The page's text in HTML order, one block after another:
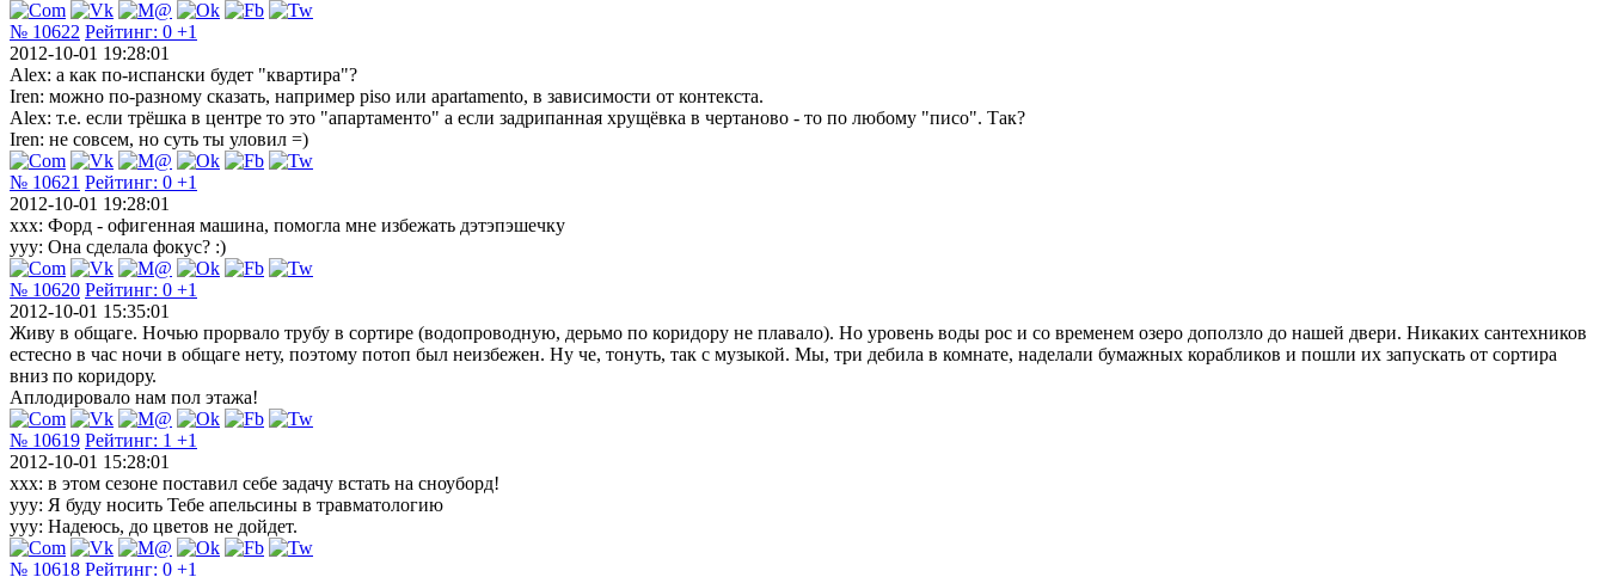
№ 10622 Рейтинг: 0 +1
2012-10-01 19:28:01
Alex: а как по-испански будет "квартира"?
Iren: можно по-разному сказать, например piso или apartamento, в зависимости от контекста.
Alex: т.е. если трёшка в центре то это "апартаменто" a если задрипанная хрущёвка в чертаново - то по любому "писо". Так?
Iren: не совсем, но суть ты уловил =)
№ 10621 Рейтинг: 0 +1
2012-10-01 19:28:01
xxx: Форд - офигенная машина, помогла мне избежать дэтэпэшечку
yyy: Она сделала фокус? :)
№ 10620 Рейтинг: 0 +1
2012-10-01 15:35:01
Живу в общаге. Ночью прорвало трубу в сортире (водопроводную, дерьмо по коридору не плавало). Но уровень воды рос и со временем озеро доползло до нашей двери. Никаких сантехников
естесно в час ночи в общаге нету, поэтому потоп был неизбежен. Ну че, тонуть, так с музыкой. Мы, три дебила в комнате, наделали бумажных корабликов и пошли их запускать от сортира
вниз по коридору.
Аплодировало нам пол этажа!
№ 10619 Рейтинг: 1 +1
2012-10-01 15:28:01
ххх: в этом сезоне поставил себе задачу встать на сноуборд!
yyy: Я буду носить Тебе апельсины в травматологию
yyy: Надеюсь, до цветов не дойдет.
№ 10618 Рейтинг: 0 +1